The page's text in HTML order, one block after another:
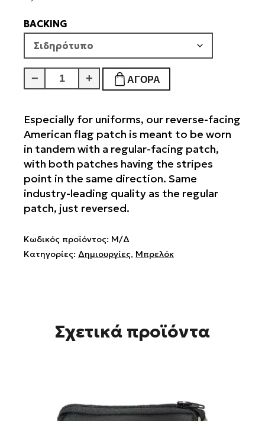
BACKING
−
ΜΕΤΑΒΛΗΤΟ
ΠΡΟΙΟΝ
ποσότητα
+ ΑΓΟΡΆ
Especially for uniforms, our reverse-facing
American flag patch is meant to be worn
in tandem with a regular-facing patch,
with both patches having the stripes
point in the same direction. Same
industry-leading quality as the regular
patch, just reversed.
Κωδικός προϊόντος: Μ/Δ
Κατηγορίες: Δημιουργίες, Μπρελόκ
Σχετικά προϊόντα